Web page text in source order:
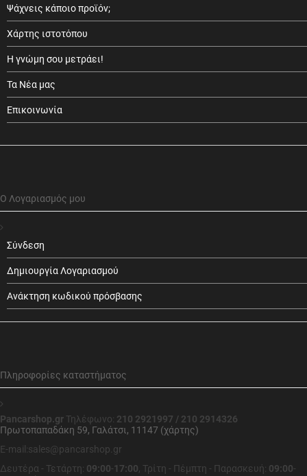
Ψάχνεις κάποιο προϊόν;
Χάρτης ιστοτόπου
Η γνώμη σου μετράει!
Τα Νέα μας
Επικοινωνία
Ο Λογαριασμός μου
Σύνδεση
Δημιουργία Λογαριασμού
Ανάκτηση κωδικού πρόσβασης
Πληροφορίες καταστήματος
Pancarshop.gr Τηλέφωνο: 210 2921997 / 210 2914326
Πρωτοπαπαδάκη 59, Γαλάτσι, 11147 (χάρτης)
E-mail:sales@pancarshop.gr
Δευτέρα - Τετάρτη: 09:00-17:00, Τρίτη - Πέμπτη - Παρασκευή: 09:00-